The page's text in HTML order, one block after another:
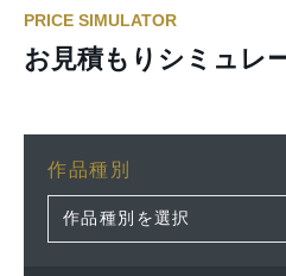
PRICE SIMULATOR
お見積もりシミュレ
作品種別